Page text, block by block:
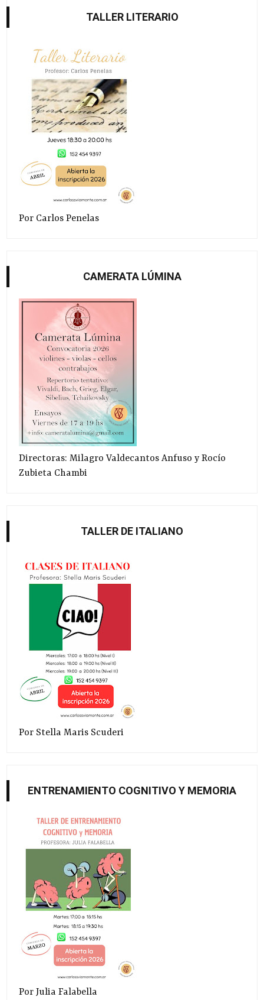
TALLER LITERARIO
Por Carlos Penelas
CAMERATA LÚMINA
Directoras: Milagro Valdecantos Anfuso y Rocío
Zubieta Chambi
TALLER DE ITALIANO
Por Stella Maris Scuderi
ENTRENAMIENTO COGNITIVO Y MEMORIA
Por Julia Falabella